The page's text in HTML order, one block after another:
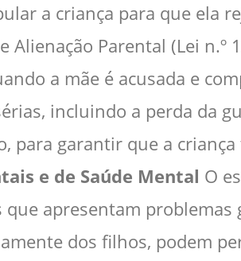
a criança para que ela
Alienação Parental (Lei
a mãe é acusada e
incluindo a perda da
para garantir que a
e de Saúde Mental O
que apresentam
dos filhos, podem